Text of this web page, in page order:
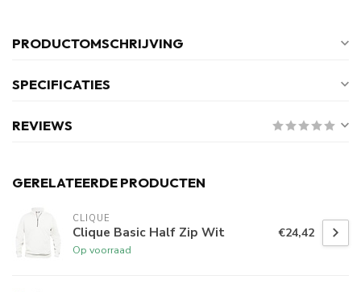
PRODUCTOMSCHRIJVING
SPECIFICATIES
REVIEWS
GERELATEERDE PRODUCTEN
CLIQUE
Clique Basic Half Zip Wit
Op voorraad
€24,42